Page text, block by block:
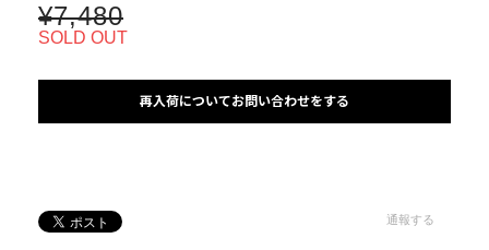
¥7,480
SOLD OUT
再入荷についてお問い合わせをする
通報する